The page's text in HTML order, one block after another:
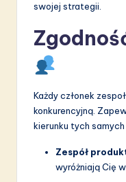
swojej strategii.
Każdy członek
konkurencyjną.
kierunku tych
Zespół
wyróżniają Cię